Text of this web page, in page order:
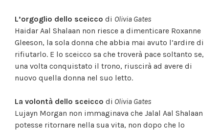
L’orgoglio dello sceicco di Olivia Gates
Haidar Aal Shalaan non riesce a dimenticare Roxanne
Gleeson, la sola donna che abbia mai avuto l’ardire di
rifiutarlo. E lo sceicco sa che troverà pace soltanto se,
una volta conquistato il trono, riuscirà ad avere di
nuovo quella donna nel suo letto.
La volontà dello sceicco di Olivia Gates
Lujayn Morgan non immaginava che Jalal Aal Shalaan
potesse ritornare nella sua vita, non dopo che lo